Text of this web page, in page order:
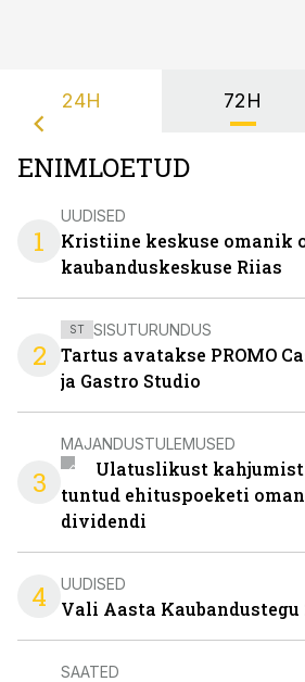
24H 72H
ENIMLOETUD
1
UUDISED
Kristiine keskuse omanik
kaubanduskeskuse Riias
2
ST SISUTURUNDUS
Tartus avatakse PROMO
ja Gastro Studio
3
MAJANDUSTULEMUSED
Ulatuslikust
tuntud ehituspoeketi
dividendi
4 UUDISED
Vali Aasta Kaubandustegu
SAATED